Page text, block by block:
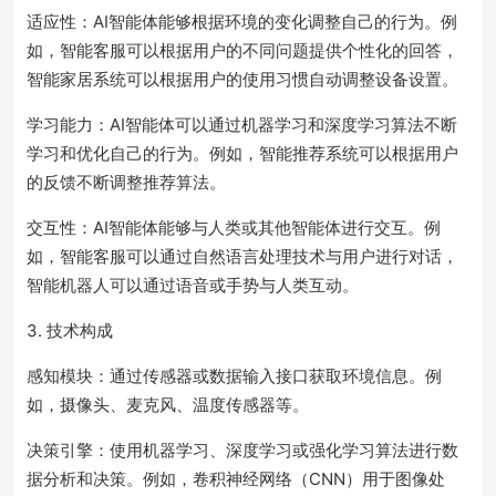
适应性：AI智能体能够根据环境的变化调整自己的行为。例
如，智能客服可以根据用户的不同问题提供个性化的回答，
智能家居系统可以根据用户的使用习惯自动调整设备设置。
学习能力：AI智能体可以通过机器学习和深度学习算法不断
学习和优化自己的行为。例如，智能推荐系统可以根据用户
的反馈不断调整推荐算法。
交互性：AI智能体能够与人类或其他智能体进行交互。例
如，智能客服可以通过自然语言处理技术与用户进行对话，
智能机器人可以通过语音或手势与人类互动。
3. 技术构成
感知模块：通过传感器或数据输入接口获取环境信息。例
如，摄像头、麦克风、温度传感器等。
决策引擎：使用机器学习、深度学习或强化学习算法进行数
据分析和决策。例如，卷积神经网络（CNN）用于图像处